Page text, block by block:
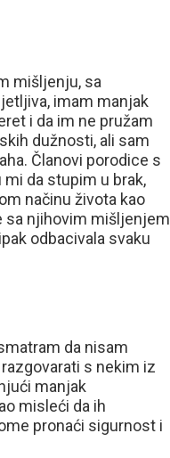
mišljenju, sa
imam manjak
i da im ne pružam
dužnosti, ali sam
Članovi porodice s
da stupim u brak,
načinu života kao
sa njihovim mišljenjem
odbacivala svaku
da nisam
s nekim iz
manjak
misleći da ih
pronaći sigurnost i